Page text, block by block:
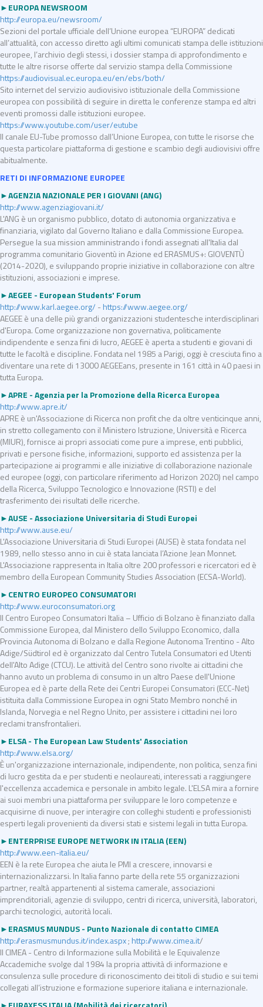
►EUROPA NEWSROOM
http://europa.eu/newsroom/
Sezioni del portale ufficiale dell’Unione europea “EUROPA” dedicati
all’attualità, con accesso diretto agli ultimi comunicati stampa delle istituzioni
europee, l’archivio degli stessi, i dossier stampa di approfondimento e
tutte le altre risorse offerte dal servizio stampa della Commissione
https://audiovisual.ec.europa.eu/en/ebs/both/
Sito internet del servizio audiovisivo istituzionale della Commissione
europea con possibilità di seguire in diretta le conferenze stampa ed altri
eventi promossi dalle istituzioni europee.
https://www.youtube.com/user/eutube
Il canale EU-Tube promosso dall’Unione Europea, con tutte le risorse che
questa particolare piattaforma di gestione e scambio degli audiovisivi offre
abitualmente.
RETI DI INFORMAZIONE EUROPEE
►AGENZIA NAZIONALE PER I GIOVANI (ANG)
http://www.agenziagiovani.it/
L'ANG è un organismo pubblico, dotato di autonomia organizzativa e
finanziaria, vigilato dal Governo Italiano e dalla Commissione Europea.
Persegue la sua mission amministrando i fondi assegnati all'Italia dal
programma comunitario Gioventù in Azione ed ERASMUS+: GIOVENTÙ
(2014-2020), e sviluppando proprie iniziative in collaborazione con altre
istituzioni, associazioni e imprese.
►AEGEE - European Students' Forum
http://www.karl.aegee.org/ - https://www.aegee.org/
AEGEE è una delle più grandi organizzazioni studentesche interdisciplinari
d'Europa. Come organizzazione non governativa, politicamente
indipendente e senza fini di lucro, AEGEE è aperta a studenti e giovani di
tutte le facoltà e discipline. Fondata nel 1985 a Parigi, oggi è cresciuta fino a
diventare una rete di 13000 AEGEEans, presente in 161 città in 40 paesi in
tutta Europa.
►APRE - Agenzia per la Promozione della Ricerca Europea
http://www.apre.it/
APRE è un'Associazione di Ricerca non profit che da oltre venticinque anni,
in stretto collegamento con il Ministero Istruzione, Università e Ricerca
(MIUR), fornisce ai propri associati come pure a imprese, enti pubblici,
privati e persone fisiche, informazioni, supporto ed assistenza per la
partecipazione ai programmi e alle iniziative di collaborazione nazionale
ed europee (oggi, con particolare riferimento ad Horizon 2020) nel campo
della Ricerca, Sviluppo Tecnologico e Innovazione (RSTI) e del
trasferimento dei risultati delle ricerche.
►AUSE - Associazione Universitaria di Studi Europei
http://www.ause.eu/
L'Associazione Universitaria di Studi Europei (AUSE) è stata fondata nel
1989, nello stesso anno in cui è stata lanciata l’Azione Jean Monnet.
L'Associazione rappresenta in Italia oltre 200 professori e ricercatori ed è
membro della European Community Studies Association (ECSA-World).
►CENTRO EUROPEO CONSUMATORI
http://www.euroconsumatori.org
Il Centro Europeo Consumatori Italia – Ufficio di Bolzano è finanziato dalla
Commissione Europea, dal Ministero dello Sviluppo Economico, dalla
Provincia Autonoma di Bolzano e dalla Regione Autonoma Trentino - Alto
Adige/Südtirol ed è organizzato dal Centro Tutela Consumatori ed Utenti
dell'Alto Adige (CTCU). Le attività del Centro sono rivolte ai cittadini che
hanno avuto un problema di consumo in un altro Paese dell'Unione
Europea ed è parte della Rete dei Centri Europei Consumatori (ECC-Net)
istituita dalla Commissione Europea in ogni Stato Membro nonché in
Islanda, Norvegia e nel Regno Unito, per assistere i cittadini nei loro
reclami transfrontalieri.
►ELSA - The European Law Students' Association
http://www.elsa.org/
È un'organizzazione internazionale, indipendente, non politica, senza fini
di lucro gestita da e per studenti e neolaureati, interessati a raggiungere
l'eccellenza accademica e personale in ambito legale. L'ELSA mira a fornire
ai suoi membri una piattaforma per sviluppare le loro competenze e
acquisirne di nuove, per interagire con colleghi studenti e professionisti
esperti legali provenienti da diversi stati e sistemi legali in tutta Europa.
►ENTERPRISE EUROPE NETWORK IN ITALIA (EEN)
http://www.een-italia.eu/
EEN è la rete Europea che aiuta le PMI a crescere, innovarsi e
internazionalizzarsi. In Italia fanno parte della rete 55 organizzazioni
partner, realtà appartenenti al sistema camerale, associazioni
imprenditoriali, agenzie di sviluppo, centri di ricerca, università, laboratori,
parchi tecnologici, autorità locali.
►ERASMUS MUNDUS - Punto Nazionale di contatto CIMEA
http://erasmusmundus.it/index.aspx; http://www.cimea.it/
Il CIMEA - Centro di Informazione sulla Mobilità e le Equivalenze
Accademiche svolge dal 1984 la propria attività di informazione e
consulenza sulle procedure di riconoscimento dei titoli di studio e sui temi
collegati all’istruzione e formazione superiore italiana e internazionale.